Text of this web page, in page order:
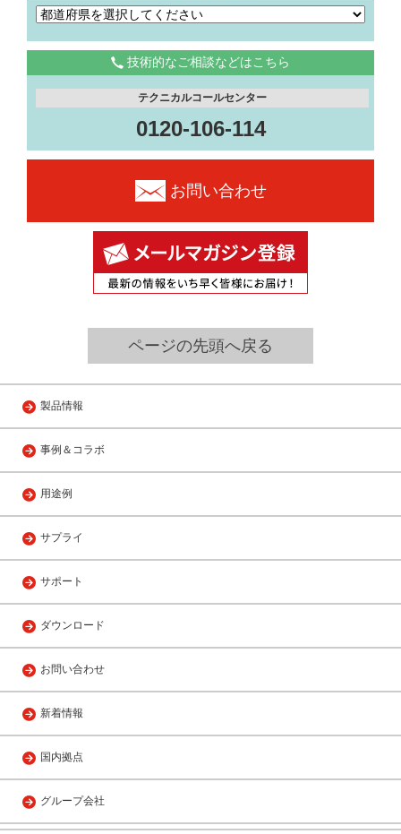
技術的なご相談などはこちら
テクニカルコールセンター
0120-106-114
お問い合わせ
ページの先頭へ戻る
製品情報
事例＆コラボ
用途例
サプライ
サポート
ダウンロード
お問い合わせ
新着情報
国内拠点
グループ会社